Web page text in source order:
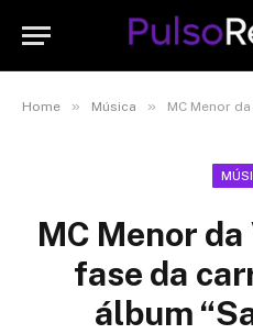
Home » Música » MC Menor da VG
MC Menor da
fase da
álbum